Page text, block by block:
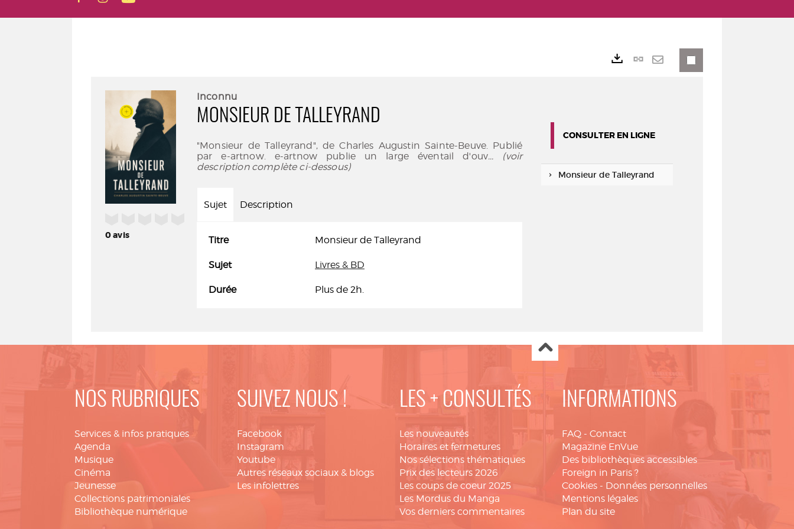
0avis
Inconnu
MONSIEUR DE TALLEYRAND
"Monsieur de Talleyrand", de Charles Augustin Sainte-Beuve. Publié
par e-artnow. e-artnow publie un large éventail d'ouv... (voir
description complète ci-dessous)
Sujet Description
Titre Monsieur de Talleyrand
Sujet Livres & BD
Durée Plus de 2h.
Lien
CONSULTER EN LIGNE
Monsieur de Talleyrand
NOS RUBRIQUES
Services & infos pratiques
Agenda
Musique
Cinéma
Jeunesse
Collections patrimoniales
Bibliothèque numérique
SUIVEZ NOUS !
Facebook
Instagram
Youtube
Autres réseaux sociaux & blogs
Les infolettres
LES + CONSULTÉS
Les nouveautés
Horaires et fermetures
Nos sélections thématiques
Prix des lecteurs 2026
Les coups de coeur 2025
Les Mordus du Manga
Vos derniers commentaires
INFORMATIONS
FAQ - Contact
Magazine EnVue
Des bibliothèques accessibles
Foreign in Paris ?
Cookies - Données personnelles
Mentions légales
Plan du site